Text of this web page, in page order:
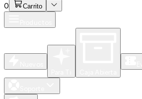
0 Carrito